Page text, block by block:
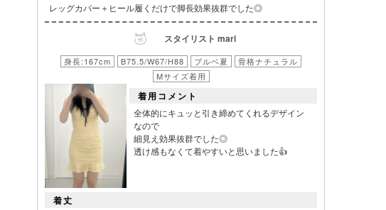
レッグカバー＋ヒール履くだけで脚長効果抜群でした◎
スタイリスト mari
身長:167cm B75.5/W67/H88 ブルベ夏
骨格ナチュラル
Mサイズ着用
着用コメント
全体的にキュッと引き締めてくれるデザイン
なので
細見え効果抜群でした◎
透け感もなくて着やすいと思いました👍
着丈